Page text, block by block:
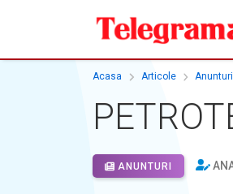
Acasa Articole Anunturi
ANUNTURI